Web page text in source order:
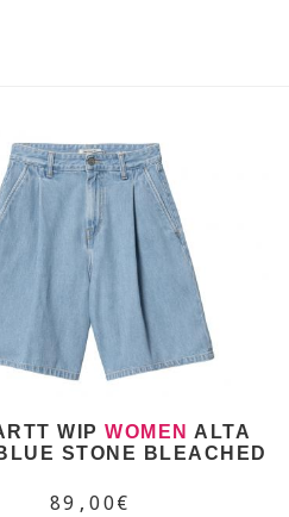
WIPWOMEN ALTA
STONE BLEACHED
89,00€